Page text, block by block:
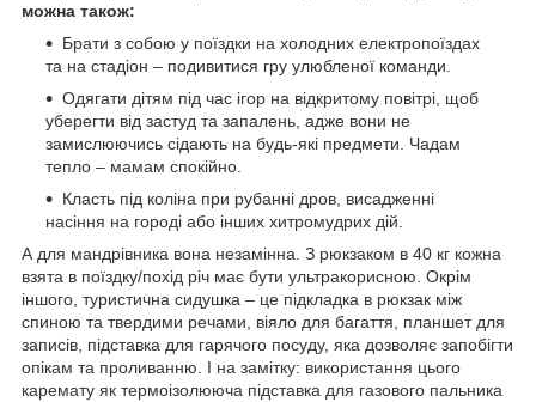
можна також:
Брати з собою у поїздки на холодних електропоїздах
та на стадіон ‒ подивитися гру улюбленої команди.
Одягати дітям під час ігор на відкритому повітрі, щоб
уберегти від застуд та запалень, адже вони не
замислюючись сідають на будь-які предмети. Чадам
тепло – мамам спокійно.
Класть під коліна при рубанні дров, висадженні
насіння на городі або інших хитромудрих дій.
А для мандрівника вона незамінна. З рюкзаком в 40 кг кожна
взята в поїздку/похід річ має бути ультракорисною. Окрім
іншого, туристична сидушка – це підкладка в рюкзак між
спиною та твердими речами, віяло для багаття, планшет для
записів, підставка для гарячого посуду, яка дозволяє запобігти
опікам та проливанню. І на замітку: використання цього
каремату як термоізолююча підставка для газового пальника